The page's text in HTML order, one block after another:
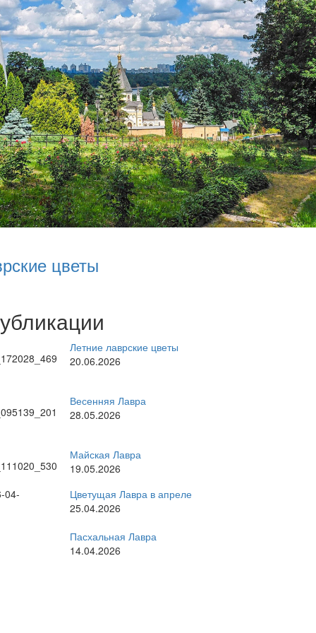
цветы
Летние лаврские цветы
20.06.2026
Весенняя Лавра
28.05.2026
Майская Лавра
19.05.2026
Цветущая Лавра в апреле
25.04.2026
Пасхальная Лавра
14.04.2026